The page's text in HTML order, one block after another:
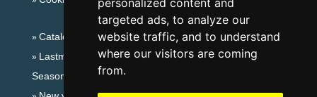
personalized content and
targeted ads, to analyze our
website traffic, and to understand
where our visitors are coming
from.
Catalog of accommodation
Lastminute Eagle Mountains
Seasonal links: